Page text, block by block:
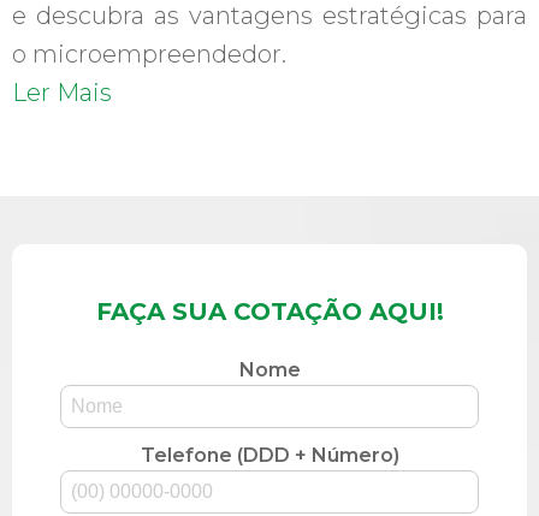
e descubra as vantagens estratégicas para
o microempreendedor.
Ler Mais
FAÇA SUA COTAÇÃO AQUI!
Nome
Telefone (DDD + Número)